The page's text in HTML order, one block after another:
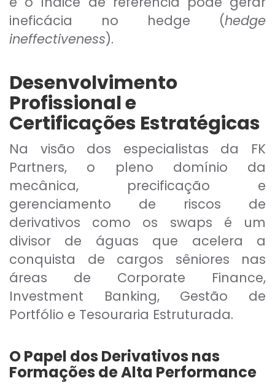
ineficácia no hedge (hedge
ineffectiveness).
Desenvolvimento
Profissional e
Certificações Estratégicas
Na visão dos especialistas da FK
Partners, o pleno domínio da
mecânica, precificação e
gerenciamento de riscos de
derivativos como os swaps é um
divisor de águas que acelera a
conquista de cargos sêniores nas
áreas de Corporate Finance,
Investment Banking, Gestão de
Portfólio e Tesouraria Estruturada.
O Papel dos Derivativos nas
Formações de Alta Performance